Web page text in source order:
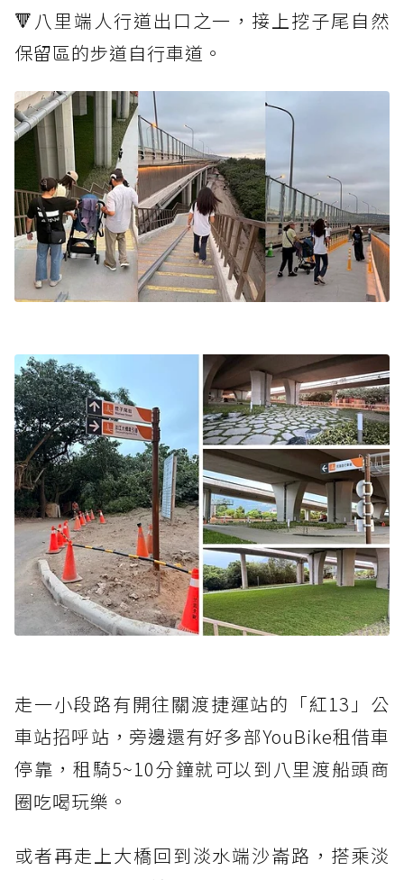
🔻八里端人行道出口之一，接上挖子尾自然
保留區的步道自行車道。
走一小段路有開往關渡捷運站的「紅13」公
車站招呼站，旁邊還有好多部YouBike租借車
停靠，租騎5~10分鐘就可以到八里渡船頭商
圈吃喝玩樂。
或者再走上大橋回到淡水端沙崙路，搭乘淡